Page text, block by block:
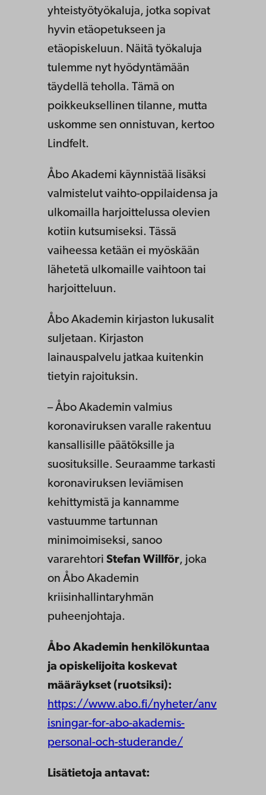
yhteistyötyökaluja, jotka sopivat
hyvin etäopetukseen ja
etäopiskeluun. Näitä työkaluja
tulemme nyt hyödyntämään
täydellä teholla. Tämä on
poikkeuksellinen tilanne, mutta
uskomme sen onnistuvan, kertoo
Lindfelt.
Åbo Akademi käynnistää lisäksi
valmistelut vaihto-oppilaidensa ja
ulkomailla harjoittelussa olevien
kotiin kutsumiseksi. Tässä
vaiheessa ketään ei myöskään
lähetetä ulkomaille vaihtoon tai
harjoitteluun.
Åbo Akademin kirjaston lukusalit
suljetaan. Kirjaston
lainauspalvelu jatkaa kuitenkin
tietyin rajoituksin.
– Åbo Akademin valmius
koronaviruksen varalle rakentuu
kansallisille päätöksille ja
suosituksille. Seuraamme tarkasti
koronaviruksen leviämisen
kehittymistä ja kannamme
vastuumme tartunnan
minimoimiseksi, sanoo
vararehtori Stefan Willför, joka
on Åbo Akademin
kriisinhallintaryhmän
puheenjohtaja.
Åbo Akademin henkilökuntaa
ja opiskelijoita koskevat
määräykset (ruotsiksi):
https://www.abo.fi/nyheter/anv
isningar-for-abo-akademis-
personal-och-studerande/
Lisätietoja antavat: